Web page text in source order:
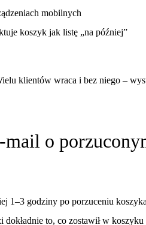
mobilnych
koszyk jak listę „na później”
klientów wraca i bez niego –
o
1–3 godziny po porzuceniu
dokładnie to, co zostawił w koszyku